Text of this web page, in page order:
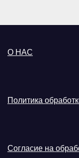
О НАС
Политика
Согласие на